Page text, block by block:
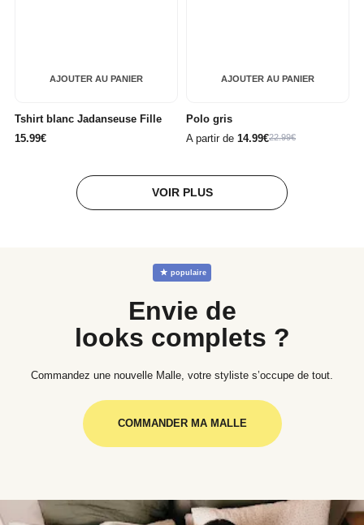
AJOUTER AU PANIER
Tshirt blanc Jadanseuse Fille
15.99€
AJOUTER AU PANIER
Polo gris
A partir de 14.99€22.99€
VOIR PLUS
☆ populaire
Envie de
looks complets ?
Commandez une nouvelle Malle, votre styliste s’occupe de tout.
COMMANDER MA MALLE